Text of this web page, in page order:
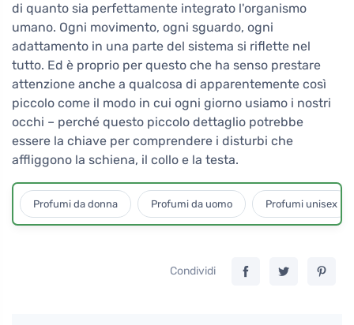
di quanto sia perfettamente integrato l'organismo
umano. Ogni movimento, ogni sguardo, ogni
adattamento in una parte del sistema si riflette nel
tutto. Ed è proprio per questo che ha senso prestare
attenzione anche a qualcosa di apparentemente così
piccolo come il modo in cui ogni giorno usiamo i nostri
occhi – perché questo piccolo dettaglio potrebbe
essere la chiave per comprendere i disturbi che
affliggono la schiena, il collo e la testa.
Profumi da donna Profumi da uomo Profumi unisex
Condividi